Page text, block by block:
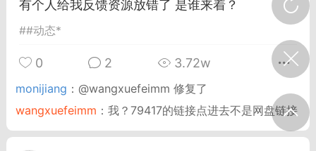
每日打卡
有个人给我反馈资源放错了 是谁来着？
##动态*
0 2 3.72w
monijiang ：@wangxuefeimm 修复了
wangxuefeimm ：我？79417的链接点进去不是网盘链接